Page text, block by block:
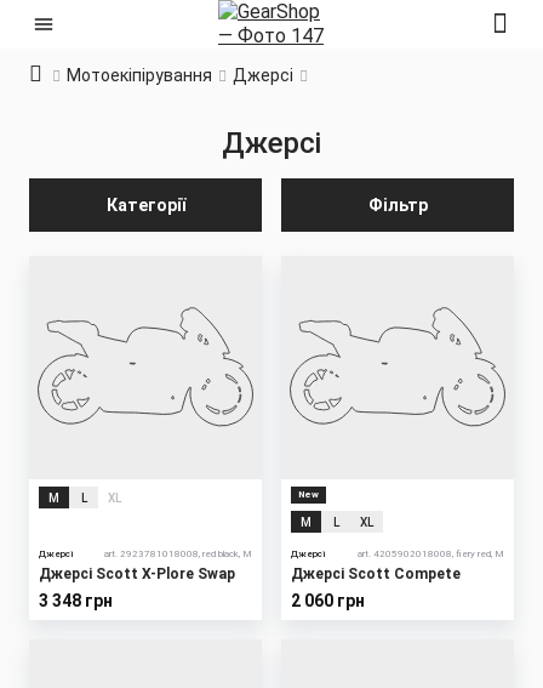
Мотоекіпірування Джерсі
Джерсі
M XL
Джерсі art. 2923781018008, red black, M
Джерсі Scott X-Plore Swap
3 348 грн
New
M XL
Джерсі art. 4205902018008, fiery red, M
Джерсі Scott Compete
2 060 грн
Категорії Фільтр